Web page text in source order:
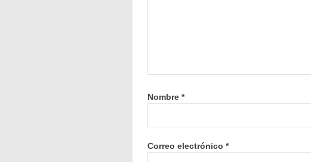
Nombre *
Correo electrónico *